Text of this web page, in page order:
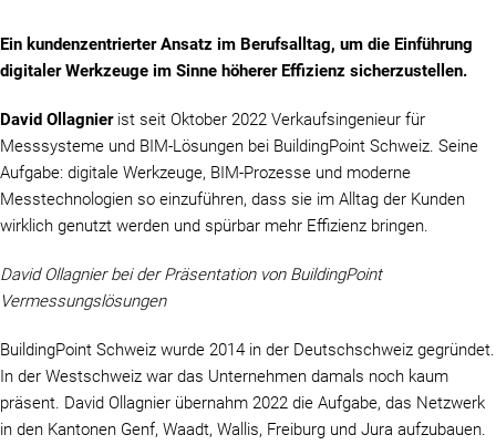
Ein kundenzentrierter Ansatz im Berufsalltag, um die Einführung
digitaler Werkzeuge im Sinne höherer Effizienz sicherzustellen.
David Ollagnierist seit Oktober 2022 Verkaufsingenieur für
Messsysteme und BIM-Lösungen bei BuildingPoint Schweiz. Seine
Aufgabe: digitale Werkzeuge, BIM-Prozesse und moderne
Messtechnologien so einzuführen, dass sie im Alltag der Kunden
wirklich genutzt werden und spürbar mehr Effizienz bringen.
David Ollagnier bei der Präsentation von BuildingPoint
Vermessungslösungen
BuildingPoint Schweiz wurde 2014 in der Deutschschweiz gegründet.
In der Westschweiz war das Unternehmen damals noch kaum
präsent. David Ollagnier übernahm 2022 die Aufgabe, das Netzwerk
in den Kantonen Genf, Waadt, Wallis, Freiburg und Jura aufzubauen.